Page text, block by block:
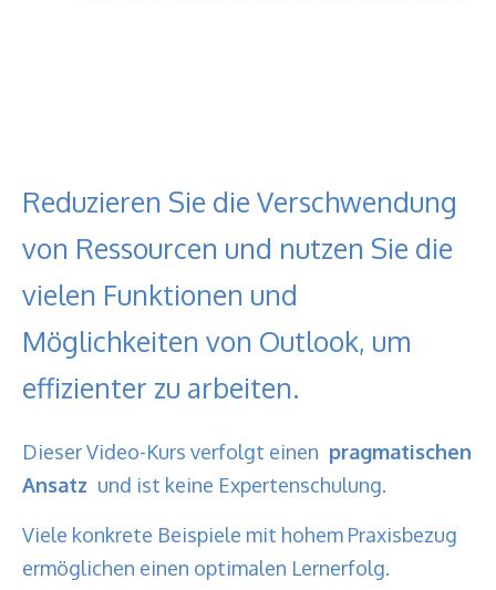
Reduzieren Sie die Verschwendung
von Ressourcen und nutzen Sie die
vielen Funktionen und
Möglichkeiten von Outlook, um
effizienter zu arbeiten.
Dieser Video-Kurs verfolgt einen pragmatischen
Ansatz und ist keine Expertenschulung.
Viele konkrete Beispiele mit hohem Praxisbezug
ermöglichen einen optimalen Lernerfolg.